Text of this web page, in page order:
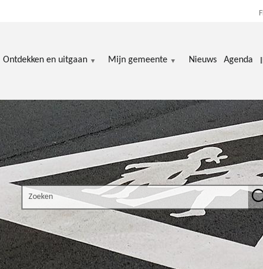
Ontdekken en uitgaan Mijn gemeente Nieuws Agenda
Search the site